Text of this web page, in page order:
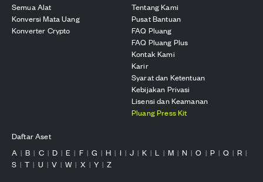
Semua Alat
Konversi Mata Uang
Konverter Crypto
Tentang Kami
Pusat Bantuan
FAQ Pluang
FAQ Pluang Plus
Kontak Kami
Karir
Syarat dan Ketentuan
Kebijakan Privasi
Lisensi dan Keamanan
Pluang Press Kit
Daftar Aset
A | B | C | D | E | F | G | H | I | J | K | L | M | N | O | P | Q | R |
S | T | U | V | W | X | Y | Z